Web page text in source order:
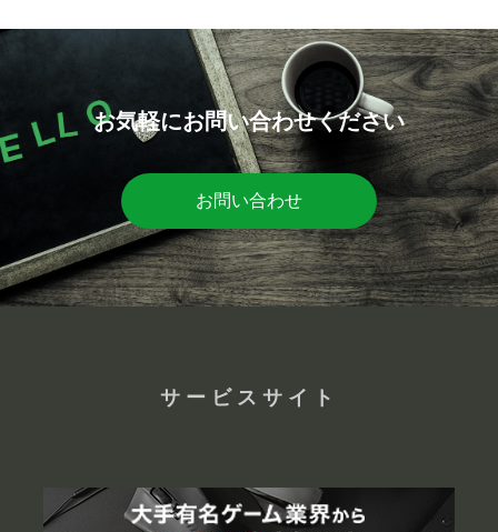
お気軽にお問い合わせください
お問い合わせ
サービスサイト